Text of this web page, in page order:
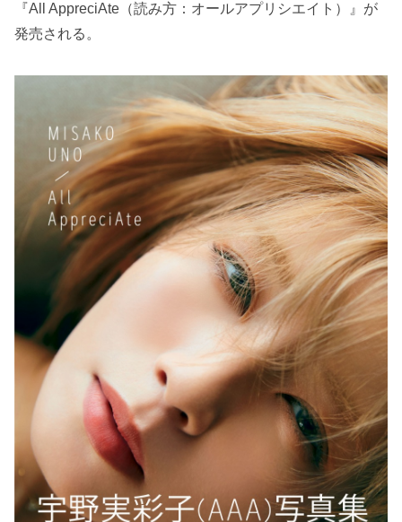
『All AppreciAte（読み方：オールアプリシエイト）』が
発売される。